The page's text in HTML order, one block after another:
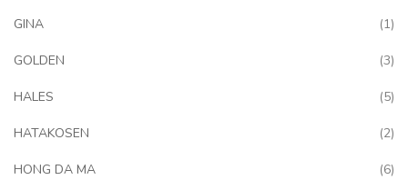
GINA 1
GOLDEN 3
HALES 5
HATAKOSEN 2
HONG DA MA 6